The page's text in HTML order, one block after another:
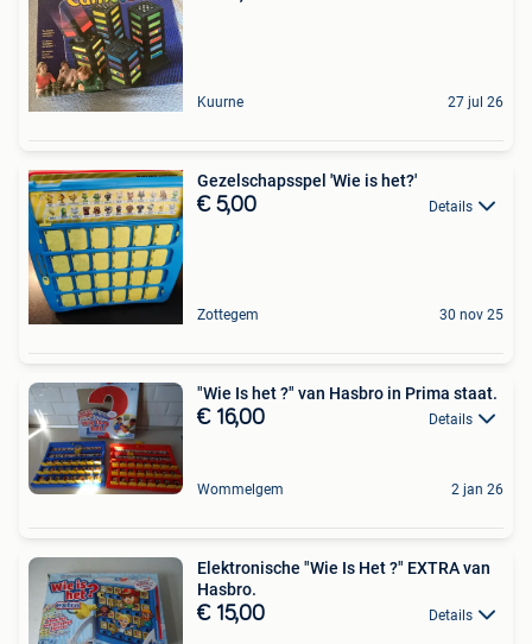
Kuurne 27 jul 26
Gezelschapsspel 'Wie is het?'
€ 5,00 Details
Zottegem 30 nov 25
"Wie Is het ?" van Hasbro in Prima staat.
€ 16,00 Details
Wommelgem 2 jan 26
Elektronische "Wie Is Het ?" EXTRA van
Hasbro.
€ 15,00 Details